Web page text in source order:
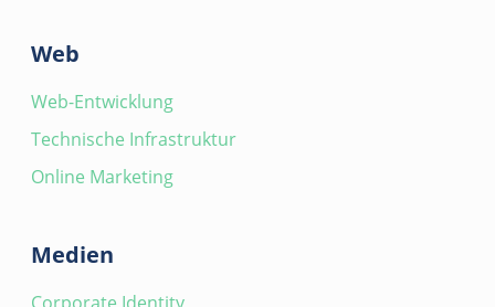
Web
Web-Entwicklung
Technische Infrastruktur
Online Marketing
Medien